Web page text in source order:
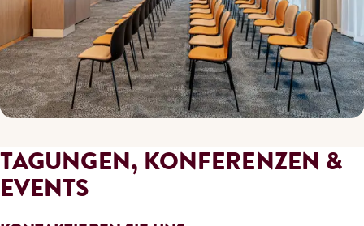
TAGUNGEN, KONFERENZEN &
EVENTS